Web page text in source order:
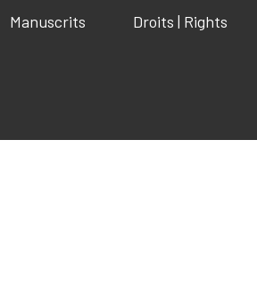
Manuscrits Droits | Rights